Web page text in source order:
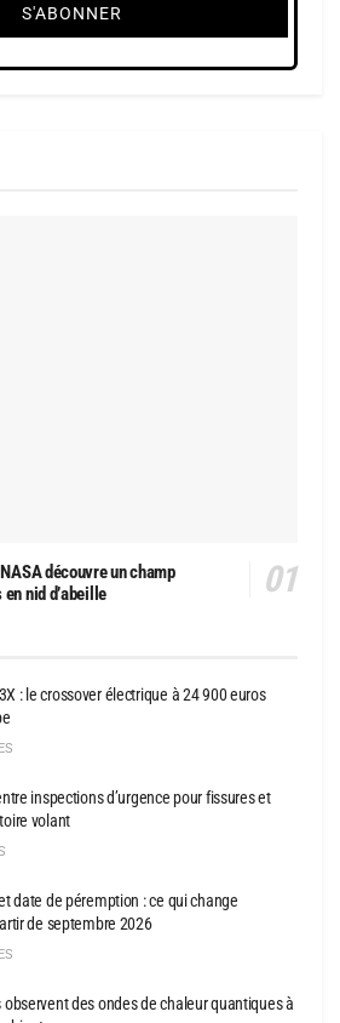
découvre un champ
nid d’abeille
: le crossover électrique à 24 900 euros
inspections d’urgence pour fissures et
volant
date de péremption : ce qui change
de septembre 2026
observent des ondes de chaleur quantiques à